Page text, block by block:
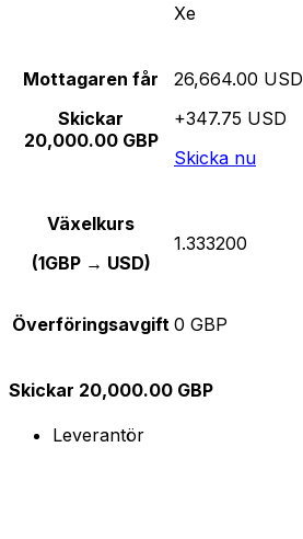
Xe
Mottagaren får
Skickar
20,000.00 GBP
26,664.00 USD
+347.75 USD
Skicka nu
Växelkurs
(1GBP → USD)
1.333200
Överföringsavgift 0 GBP
Skickar 20,000.00 GBP
Leverantör